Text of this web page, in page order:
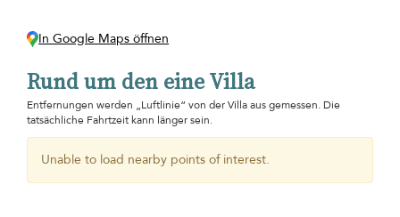
In Google Maps öffnen
Rund um den eine Villa
Entfernungen werden „Luftlinie“ von der Villa aus gemessen. Die
tatsächliche Fahrtzeit kann länger sein.
Unable to load nearby points of interest.